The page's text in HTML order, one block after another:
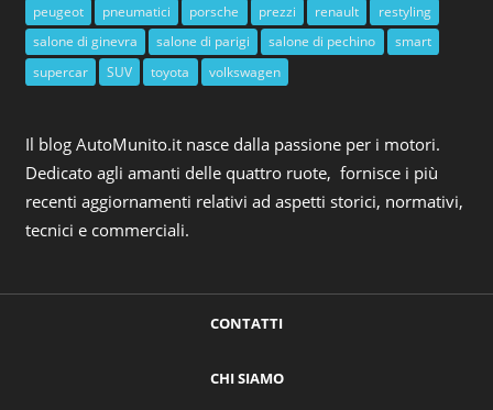
peugeot
pneumatici porsche prezzi renault
restyling
salone di ginevra
salone di parigi salone di pechino
smart
supercar
SUV toyota volkswagen
Il blog AutoMunito.it nasce dalla passione per i motori.
Dedicato agli amanti delle quattro ruote, fornisce i più
recenti aggiornamenti relativi ad aspetti storici, normativi,
tecnici e commerciali.
CONTATTI
CHI SIAMO